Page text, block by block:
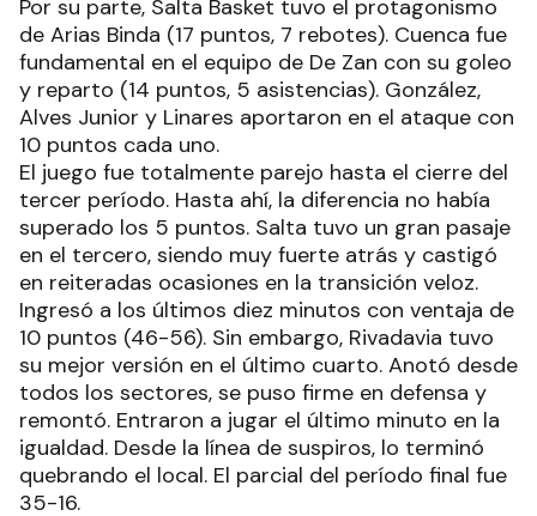
Por su parte, Salta Basket tuvo el protagonismo
de Arias Binda (17 puntos, 7 rebotes). Cuenca fue
fundamental en el equipo de De Zan con su goleo
y reparto (14 puntos, 5 asistencias). González,
Alves Junior y Linares aportaron en el ataque con
10 puntos cada uno.
El juego fue totalmente parejo hasta el cierre del
tercer período. Hasta ahí, la diferencia no había
superado los 5 puntos. Salta tuvo un gran pasaje
en el tercero, siendo muy fuerte atrás y castigó
en reiteradas ocasiones en la transición veloz.
Ingresó a los últimos diez minutos con ventaja de
10 puntos (46-56). Sin embargo, Rivadavia tuvo
su mejor versión en el último cuarto. Anotó desde
todos los sectores, se puso firme en defensa y
remontó. Entraron a jugar el último minuto en la
igualdad. Desde la línea de suspiros, lo terminó
quebrando el local. El parcial del período final fue
35-16.